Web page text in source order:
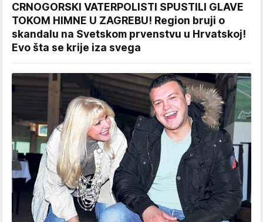
CRNOGORSKI VATERPOLISTI SPUSTILI GLAVE
TOKOM HIMNE U ZAGREBU! Region bruji o
skandalu na Svetskom prvenstvu u Hrvatskoj!
Evo šta se krije iza svega